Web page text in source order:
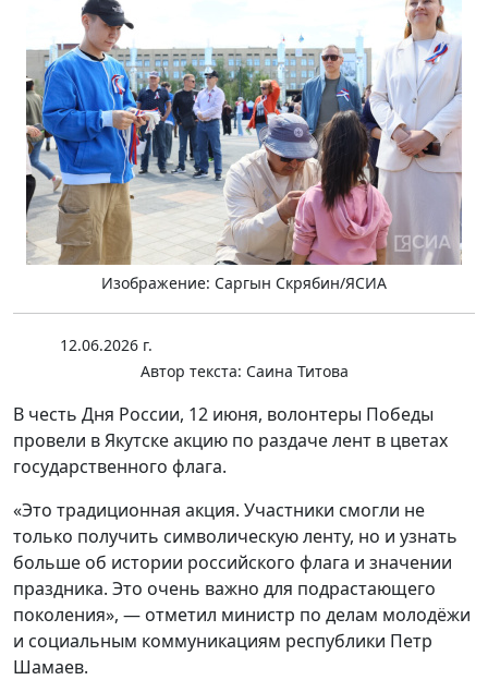
Изображение: Саргын Скрябин/ЯСИА
12.06.2026 г.
Автор текста: Саина Титова
В честь Дня России, 12 июня, волонтеры Победы
провели в Якутске акцию по раздаче лент в цветах
государственного флага.
«Это традиционная акция. Участники смогли не
только получить символическую ленту, но и узнать
больше об истории российского флага и значении
праздника. Это очень важно для подрастающего
поколения», — отметил министр по делам молодёжи
и социальным коммуникациям республики Петр
Шамаев.